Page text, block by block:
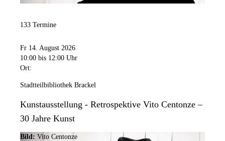
133 Termine
Fr 14. August 2026
10:00 bis 12:00 Uhr
Ort:
Stadtteilbibliothek Brackel
Kunstausstellung - Retrospektive Vito Centonze –
30 Jahre Kunst
Bild: Vito Centonze